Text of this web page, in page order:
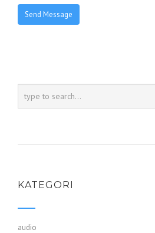
KATEGORI
audio